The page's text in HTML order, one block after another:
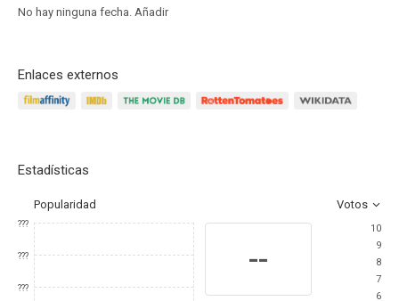
No hay ninguna fecha. Añadir
Enlaces externos
Estadísticas
Popularidad Votos
???
???
???
--
10
9
8
7
6